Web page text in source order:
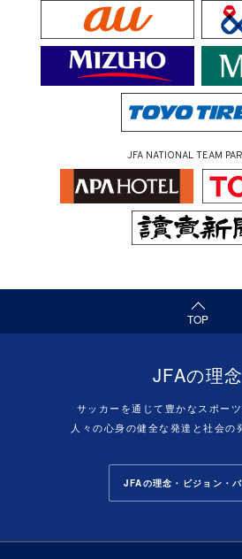
JFA NATIONAL TEAM
TOP
（ページの先頭へ）
JFAの理念
サッカーを通じて豊かなスポーツ
人々の心身の健全な発達と社会の
JFAの理念・ビジョン・